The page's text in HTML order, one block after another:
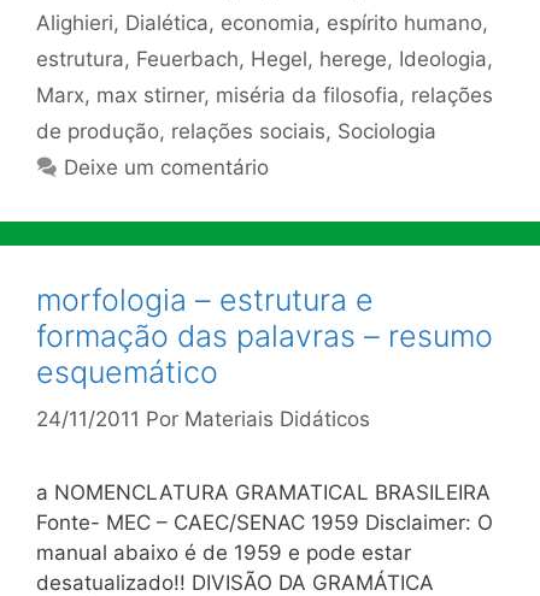
Alighieri, Dialética, economia, espírito humano,
estrutura, Feuerbach, Hegel, herege, Ideologia,
Marx, max stirner, miséria da filosofia, relações
de produção, relações sociais, Sociologia
Deixe um comentário
morfologia – estrutura e
formação das palavras – resumo
esquemático
24/11/2011 Por Materiais Didáticos
a NOMENCLATURA GRAMATICAL BRASILEIRA
Fonte- MEC – CAEC/SENAC 1959 Disclaimer: O
manual abaixo é de 1959 e pode estar
desatualizado!! DIVISÃO DA GRAMÁTICA